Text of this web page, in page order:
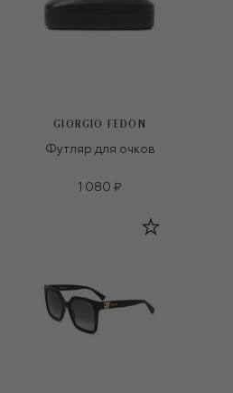
GIORGIO FEDON
Футляр для очков
1 080 ₽